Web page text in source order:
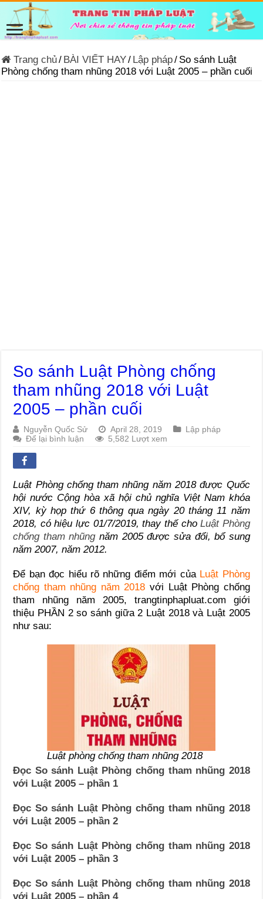
Trang chủ/ BÀI VIẾT HAY/ Lập pháp/ So sánh Luật
Phòng chống tham nhũng 2018 với Luật 2005 – phần cuối
So sánh Luật Phòng chống
tham nhũng 2018 với Luật
2005 – phần cuối
Nguyễn Quốc Sử April 28, 2019
Lập pháp
Để lại bình luận
5,582 Lượt xem
Luật Phòng chống tham nhũng năm 2018được Quốc
hội nước Cộng hòa xã hội chủ nghĩa Việt Nam khóa
XIV, kỳ họp thứ 6 thông qua ngày 20 tháng 11 năm
2018, có hiệu lực 01/7/2019, thay thế choLuật Phòng
chống tham nhũngnăm 2005 được sửa đổi, bổ sung
năm 2007, năm 2012.
Để bạn đọc hiểu rõ những điểm mới của Luật Phòng
chống tham nhũng năm 2018 với Luật Phòng chống
tham nhũng năm 2005, trangtinphapluat.com giới
thiệu PHẦN 2 so sánh giữa 2 Luật 2018 và Luật 2005
như sau:
Luật phòng chống tham nhũng 2018
Đọc So sánh Luật Phòng chống tham nhũng 2018
với Luật 2005 – phần 1
Đọc So sánh Luật Phòng chống tham nhũng 2018
với Luật 2005 – phần 2
Đọc So sánh Luật Phòng chống tham nhũng 2018
với Luật 2005 – phần 3
Đọc So sánh Luật Phòng chống tham nhũng 2018
với Luật 2005 – phần 4